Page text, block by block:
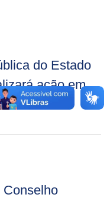
do Estado
ação em
Conselho